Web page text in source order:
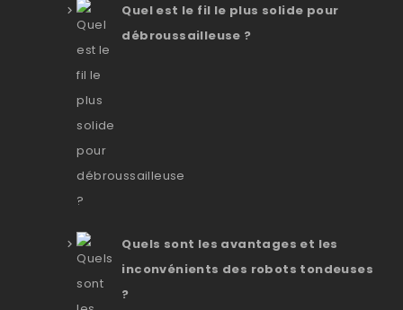
Quel est le fil le plus solide pour
débroussailleuse ?
Quels sont les avantages et les
inconvénients des robots tondeuses
?